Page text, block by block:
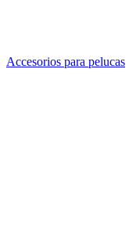
Accesorios para pelucas